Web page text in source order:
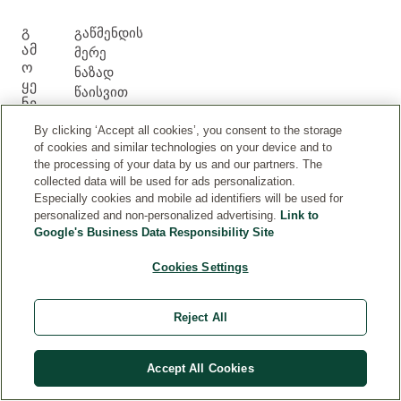
Გ
ᲐᲛ
Ო
ᲧᲔ
ᲜᲔ
ᲬᲔ
გაწმენდის
მერე
ნაზად
წაისვით
ყელსა
და
დეკოლტეზე.
ᲛᲮ
ᲛᲐ
ᲔᲑ
By clicking ‘Accept all cookies’, you consent to the storage
of cookies and similar technologies on your device and to
the processing of your data by us and our partners. The
collected data will be used for ads personalization.
Especially cookies and mobile ad identifiers will be used for
personalized and non-personalized advertising. Link to
Google's Business Data Responsibility Site
Cookies Settings
Reject All
Accept All Cookies